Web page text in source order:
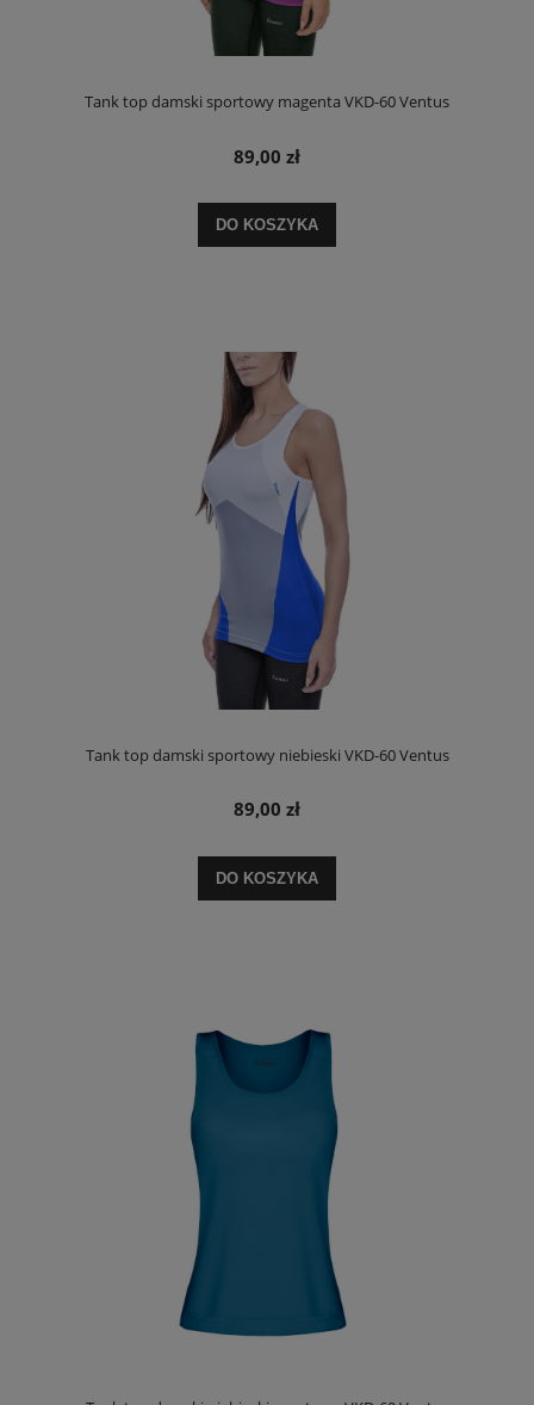
Tank top damski sportowy magenta VKD-60 Ventus
89,00 zł
DO KOSZYKA
Tank top damski sportowy niebieski VKD-60 Ventus
89,00 zł
DO KOSZYKA